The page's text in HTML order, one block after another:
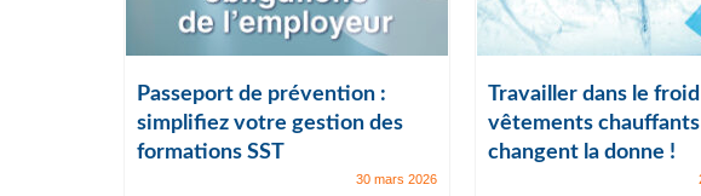
Passeport de prévention :
simplifiez votre gestion des
formations SST
30 mars 2026
Travailler dans le
vêtements chauffants
changent la donne !